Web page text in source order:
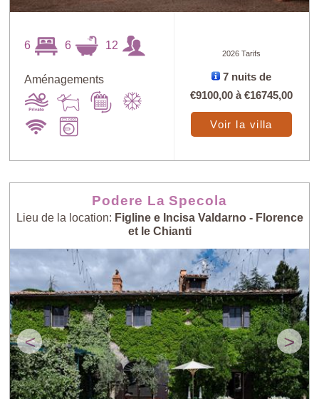
6 6 12
Aménagements
2026 Tarifs
7 nuits de
€9100,00 à€16745,00
Voir la villa
Podere La Specola
Lieu de la location: Figline e Incisa Valdarno - Florence
et le Chianti
< >